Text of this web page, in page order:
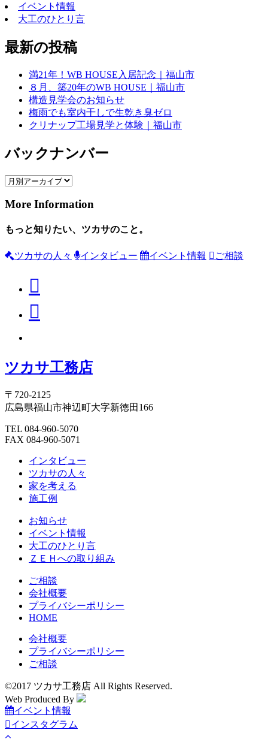
イベント情報
大工のひとり言
最新の投稿
満21年！WB HOUSE入居記念｜福山市
８月、築20年のWB HOUSE｜福山市
構造見学会のお知らせ
梅雨でも室内干しで生乾き臭ゼロ
クリナップ工場見学と体験｜福山市
バックナンバー
More Information
もっと知りたい、ツカサのこと。
ツカサの人々 インタビュー イベント情報 ご相談
ツカサ工務店
〒720-2125
広島県福山市神辺町大字新徳田166
TEL 084-960-5070
FAX 084-960-5071
インタビュー
ツカサの人々
家を考える
施工例
お知らせ
イベント情報
大工のひとり言
ＺＥＨへの取り組み
ご相談
会社概要
プライバシーポリシー
HOME
会社概要
プライバシーポリシー
ご相談
©2017 ツカサ工務店 All Rights Reserved.
Web Produced By
イベント情報
インスタグラム